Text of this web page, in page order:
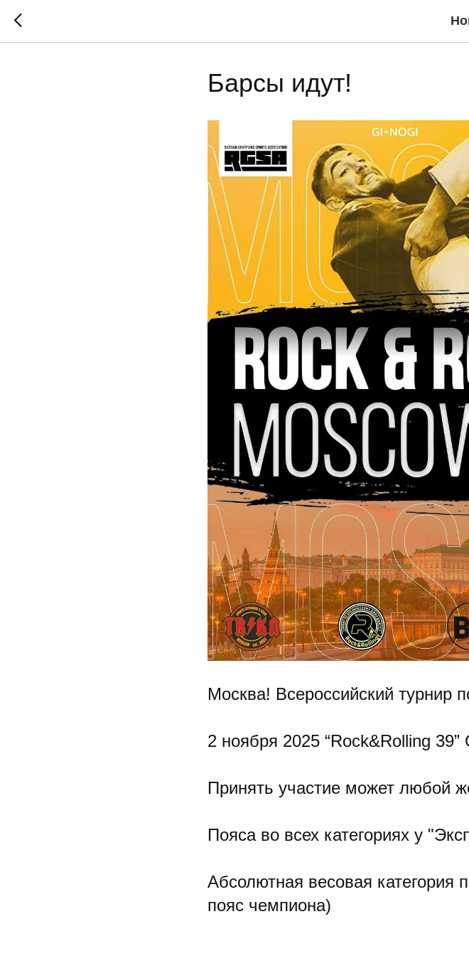
Барсы идут!
Москва! Всероссийский турнир
2 ноября 2025 “Rock&Rolling 39”
Принять участие может любой
Пояса во всех категориях у
Абсолютная весовая категория
пояс чемпиона)